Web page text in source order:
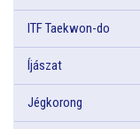
ITF Taekwon-do
Íjászat
Jégkorong